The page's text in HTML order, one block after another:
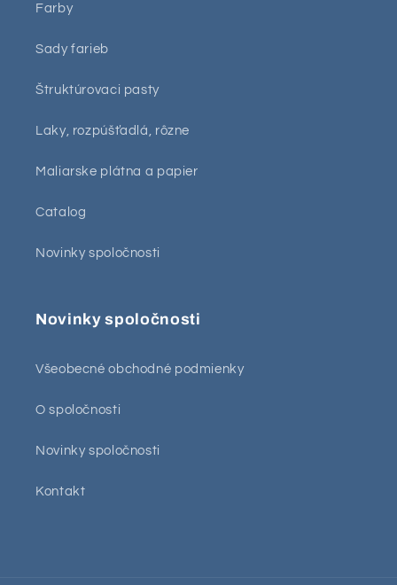
Farby
Sady farieb
Štruktúrovaci pasty
Laky, rozpúšťadlá, rôzne
Maliarske plátna a papier
Catalog
Novinky spoločnosti
Novinky spoločnosti
Všeobecné obchodné podmienky
O spoločnosti
Novinky spoločnosti
Kontakt